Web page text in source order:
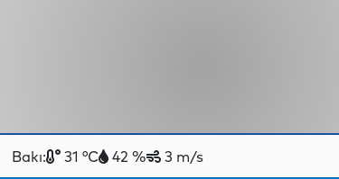
Bakı: 31 °C 42 % 3 m/s